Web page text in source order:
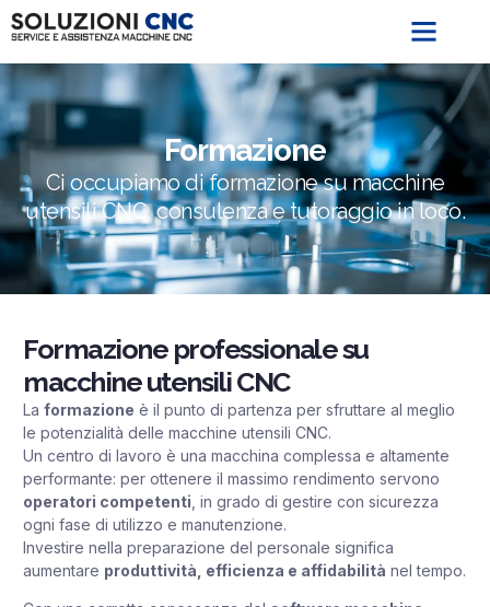
Formazione
Ci occupiamo di formazione su macchine
utensili CNC, consulenza e tutoraggio in loco.
Formazione professionale su
macchine utensili CNC
La formazione è il punto di partenza per sfruttare al meglio
le potenzialità delle macchine utensili CNC.
Un centro di lavoro è una macchina complessa e altamente
performante: per ottenere il massimo rendimento servono
operatori competenti , in grado di gestire con sicurezza
ogni fase di utilizzo e manutenzione.
Investire nella preparazione del personale significa
aumentare produttività, efficienza e affidabilità nel tempo.